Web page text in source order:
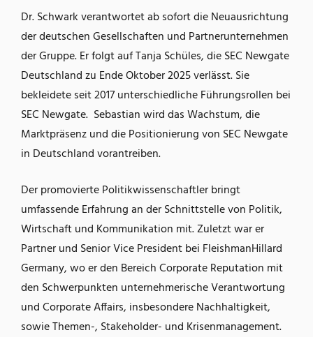
Dr. Schwark verantwortet ab sofort die Neuausrichtung
der deutschen Gesellschaften und Partnerunternehmen
der Gruppe. Er folgt auf Tanja Schüles, die SEC Newgate
Deutschland zu Ende Oktober 2025 verlässt. Sie
bekleidete seit 2017 unterschiedliche Führungsrollen bei
SEC Newgate. Sebastian wird das Wachstum, die
Marktpräsenz und die Positionierung von SEC Newgate
in Deutschland vorantreiben.
Der promovierte Politikwissenschaftler bringt
umfassende Erfahrung an der Schnittstelle von Politik,
Wirtschaft und Kommunikation mit. Zuletzt war er
Partner und Senior Vice President bei FleishmanHillard
Germany, wo er den Bereich Corporate Reputation mit
den Schwerpunkten unternehmerische Verantwortung
und Corporate Affairs, insbesondere Nachhaltigkeit,
sowie Themen-, Stakeholder- und Krisenmanagement.